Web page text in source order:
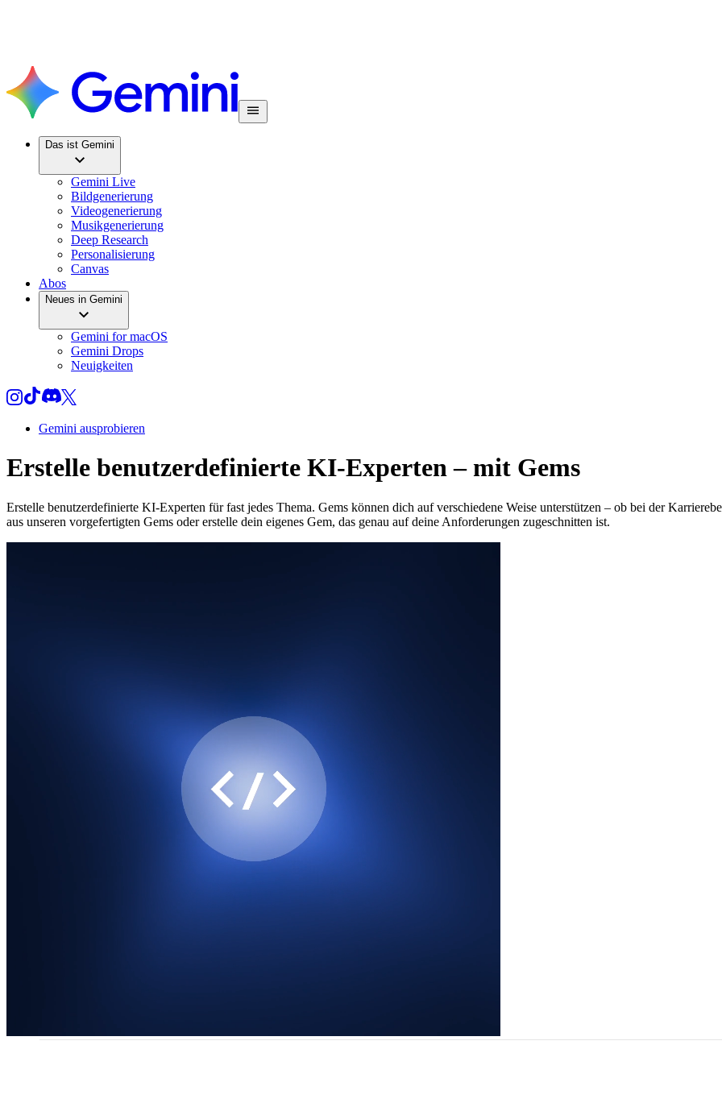
Das ist Gemini
Gemini Live
Bildgenerierung
Videogenerierung
Musikgenerierung
Deep Research
Personalisierung
Canvas
Abos
Neues in Gemini
Gemini for macOS
Gemini Drops
Neuigkeiten
Gemini ausprobieren
Erstelle benutzerdefinierte KI-Experten – mit Gems
Erstelle benutzerdefinierte KI-Experten für fast jedes Thema. Gems können dich auf verschiedene Weise unterstützen – ob bei der
aus unseren vorgefertigten Gems oder erstelle dein eigenes Gem, das genau auf deine Anforderungen zugeschnitten ist.